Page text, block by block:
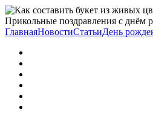
Прикольные поздравления с днём
ГлавнаяНовостиСтатьиДень